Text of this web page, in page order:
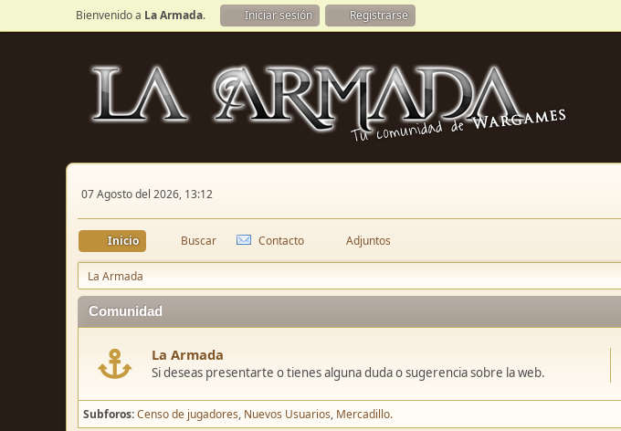
Bienvenido a La Armada. Iniciar sesión Registrarse
07 Agosto del 2026, 13:12
Inicio Buscar Contacto Adjuntos
La Armada
Comunidad
La Armada
Si deseas presentarte o tienes alguna duda o sugerencia sobre la web.
Subforos Censo de jugadores Nuevos Usuarios Mercadillo.